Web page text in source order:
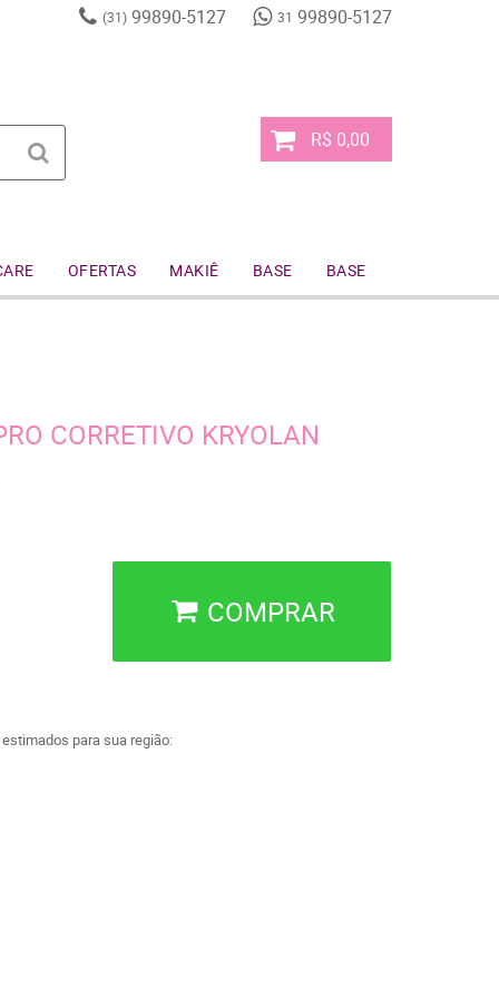
(31)99890-5127 31 99890-5127
R$ 0,00
OFERTAS MAKIÊ BASE BASE
CORRETIVO KRYOLAN
COMPRAR
para sua região: